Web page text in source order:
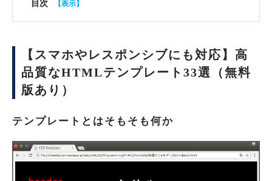
目次
【スマホやレスポンシブにも対応】高
品質なHTMLテンプレート33選（無料
版あり）
テンプレートとはそもそも何か